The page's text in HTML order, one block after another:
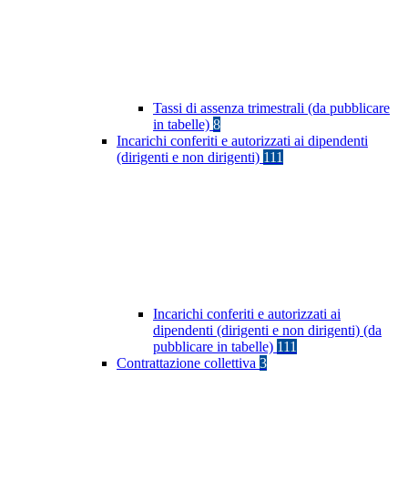
Tassi di assenza trimestrali (da pubblicare
in tabelle) 8
Incarichi conferiti e autorizzati ai dipendenti
(dirigenti e non dirigenti) 111
Incarichi conferiti e autorizzati ai
dipendenti (dirigenti e non dirigenti) (da
pubblicare in tabelle) 111
Contrattazione collettiva 3